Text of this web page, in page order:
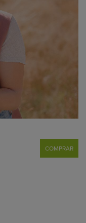
COMPRAR